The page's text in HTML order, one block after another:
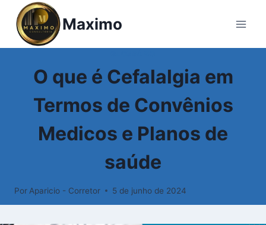
Pular
para
Maximo
O que é Cefalalgia em
Termos de Convênios
Medicos e Planos de
saúde
Por Aparicio - Corretor 5 de junho de 2024